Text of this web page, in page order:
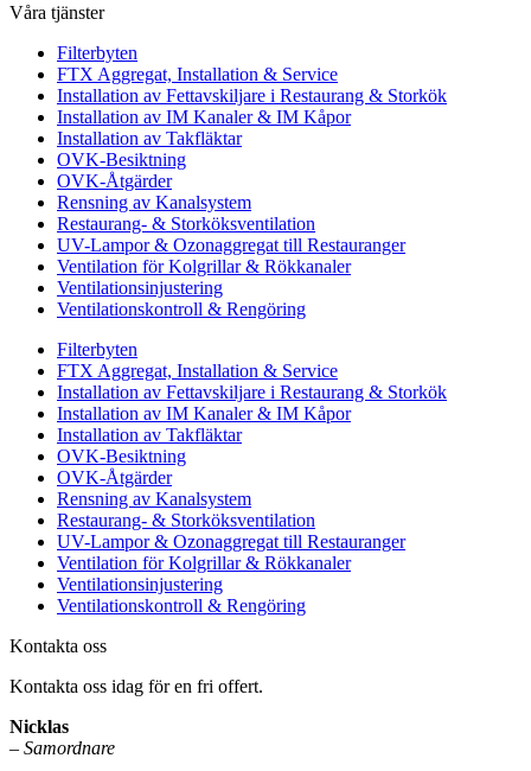
Våra tjänster
Filterbyten
FTX Aggregat, Installation & Service
Installation av Fettavskiljare i Restaurang & Storkök
Installation av IM Kanaler & IM Kåpor
Installation av Takfläktar
OVK-Besiktning
OVK-Åtgärder
Rensning av Kanalsystem
Restaurang- & Storköksventilation
UV-Lampor & Ozonaggregat till Restauranger
Ventilation för Kolgrillar & Rökkanaler
Ventilationsinjustering
Ventilationskontroll & Rengöring
Filterbyten
FTX Aggregat, Installation & Service
Installation av Fettavskiljare i Restaurang & Storkök
Installation av IM Kanaler & IM Kåpor
Installation av Takfläktar
OVK-Besiktning
OVK-Åtgärder
Rensning av Kanalsystem
Restaurang- & Storköksventilation
UV-Lampor & Ozonaggregat till Restauranger
Ventilation för Kolgrillar & Rökkanaler
Ventilationsinjustering
Ventilationskontroll & Rengöring
Kontakta oss
Kontakta oss idag för en fri offert.
Nicklas
– Samordnare